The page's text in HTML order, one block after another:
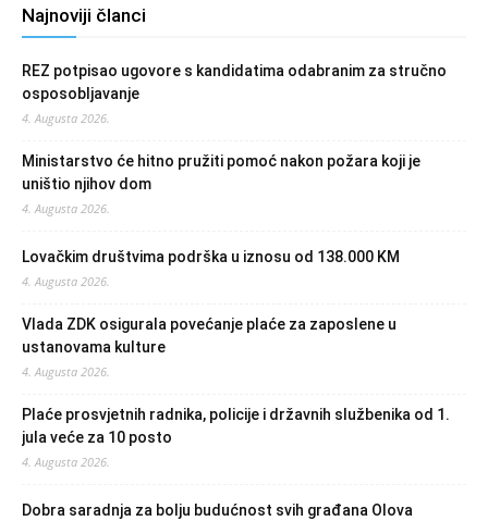
Najnoviji članci
REZ potpisao ugovore s kandidatima odabranim za stručno
osposobljavanje
4. Augusta 2026.
Ministarstvo će hitno pružiti pomoć nakon požara koji je
uništio njihov dom
4. Augusta 2026.
Lovačkim društvima podrška u iznosu od 138.000 KM
4. Augusta 2026.
Vlada ZDK osigurala povećanje plaće za zaposlene u
ustanovama kulture
4. Augusta 2026.
Plaće prosvjetnih radnika, policije i državnih službenika od 1.
jula veće za 10 posto
4. Augusta 2026.
Dobra saradnja za bolju budućnost svih građana Olova